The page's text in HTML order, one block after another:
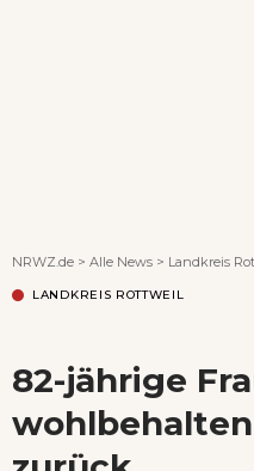
NRWZ.de > Alle News > Landkreis
LANDKREIS ROTTWEIL
82-jährige